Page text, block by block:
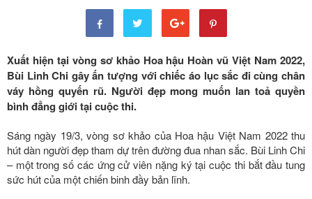
Xuất hiện tại vòng sơ khảo Hoa hậu Hoàn vũ Việt Nam 2022,
Bùi Linh Chi gây ấn tượng với chiếc áo lục sắc đi cùng chân
váy hồng quyến rũ. Người đẹp mong muốn lan toả quyền
bình đẳng giới tại cuộc thi.
Sáng ngày 19/3, vòng sơ khảo của Hoa hậu Việt Nam 2022 thu
hút dàn người đẹp tham dự trên đường đua nhan sắc. Bùi Linh Chi
– một trong số các ứng cử viên nặng ký tại cuộc thi bắt đầu tung
sức hút của một chiến binh đầy bản lĩnh.